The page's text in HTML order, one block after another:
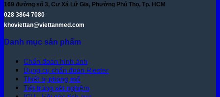
169 đường số 3, Cư Xá Lữ Gia, Phường Phú Thọ, Tp. HCM
028 3864 7080
khoviettan@viettanmed.com
Danh mục sản phẩm
Chẩn đoán hình ảnh
Dụng cụ chẩn đoán Riester
Thiết bị phòng mổ
Tiệt trùng xét nghiệm